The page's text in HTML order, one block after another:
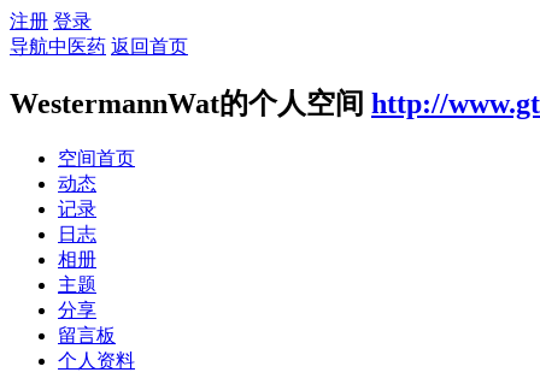
注册 登录
导航中医药 返回首页
WestermannWat的个人空间 http://
空间首页
动态
记录
日志
相册
主题
分享
留言板
个人资料